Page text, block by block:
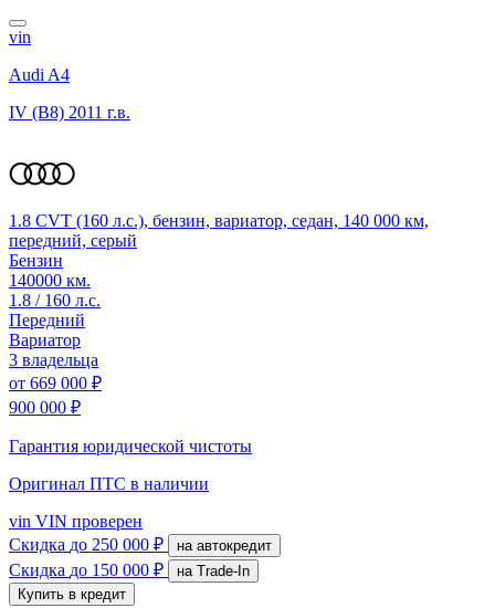
vin
Audi A4
IV (B8) 2011 г.в.
1.8 CVT (160 л.с.), бензин, вариатор, седан, 140 000 км,
передний, серый
Бензин
140000 км.
1.8 / 160 л.с.
Передний
Вариатор
3 владельца
от 669 000 ₽
900 000 ₽
Гарантия юридической чистоты
Оригинал ПТС в наличии
vin VIN проверен
Скидка до 250 000 ₽ на автокредит
Скидка до 150 000 ₽
на Trade-In
Купить в кредит